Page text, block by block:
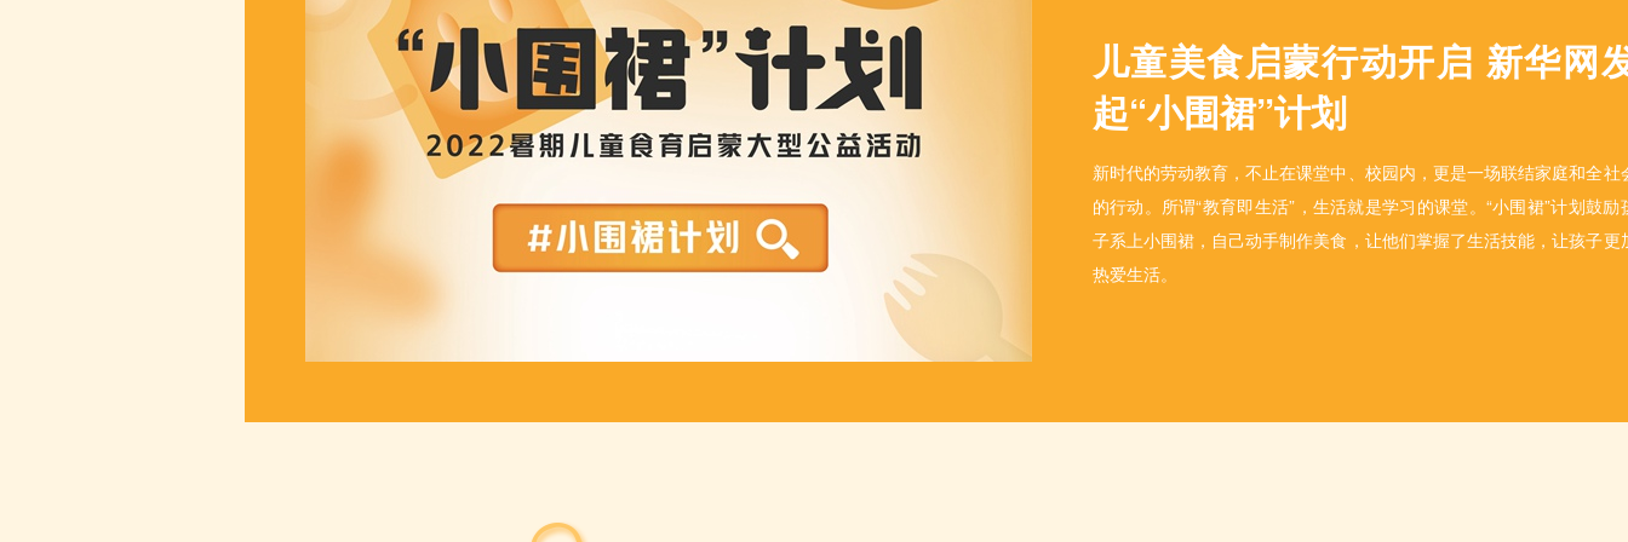
儿童美食启蒙行动开启 新华网
起“小围裙”计划
新时代的劳动教育，不止在课堂中、校园内，更是一场联结家庭和全社
的行动。所谓“教育即生活”，生活就是学习的课堂。“小围裙”计划鼓励
子系上小围裙，自己动手制作美食，让他们掌握了生活技能，让孩子更
热爱生活。